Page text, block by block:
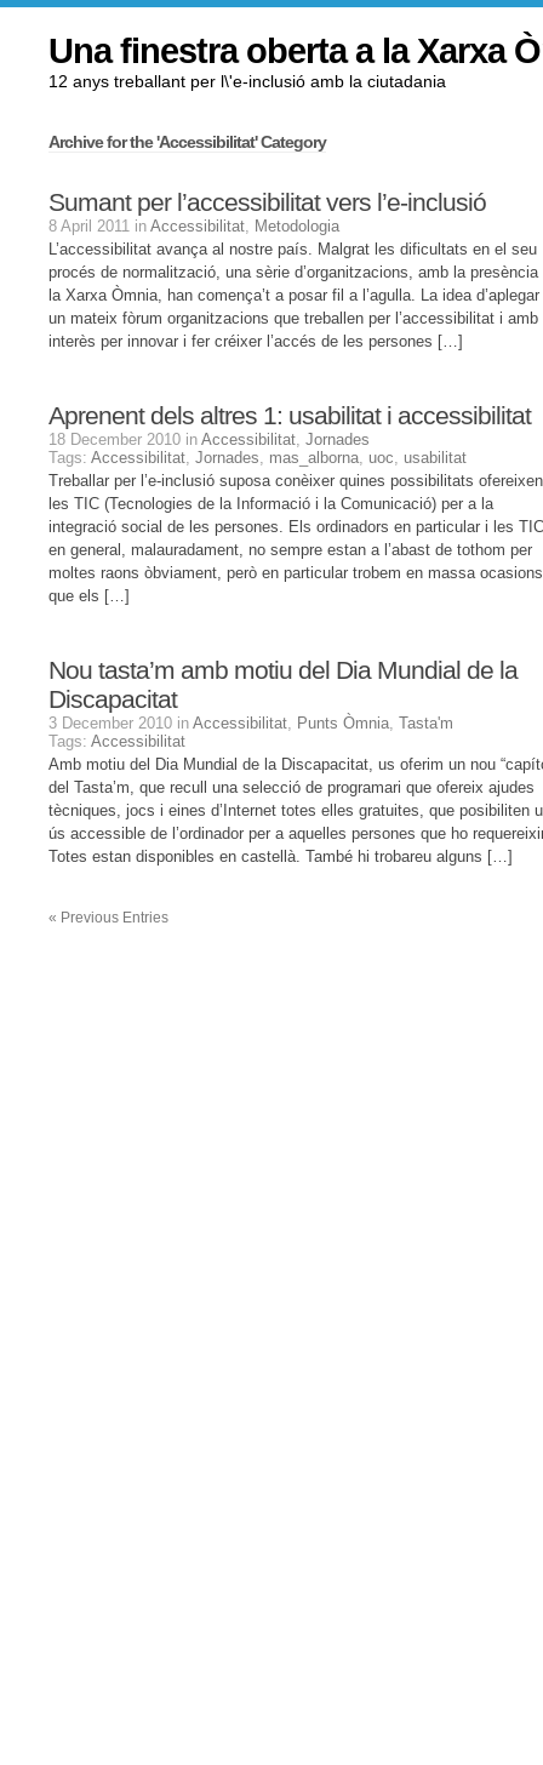
Una finestra oberta a la Xarxa
12 anys treballant per l\'e-inclusió amb la ciutadania
Archive for the 'Accessibilitat' Category
Sumant per l’accessibilitat vers l’e-inclusió
8 April 2011 in Accessibilitat, Metodologia
L’accessibilitat avança al nostre país. Malgrat les dificultats en el seu
procés de normalització, una sèrie d’organitzacions, amb la presència
la Xarxa Òmnia, han comença’t a posar fil a l’agulla. La idea d’aplegar
un mateix fòrum organitzacions que treballen per l’accessibilitat i amb
interès per innovar i fer créixer l’accés de les persones […]
Aprenent dels altres 1: usabilitat i accessibilitat
18 December 2010 in Accessibilitat, Jornades
Tags: Accessibilitat, Jornades, mas_alborna, uoc, usabilitat
Treballar per l’e-inclusió suposa conèixer quines possibilitats ofereixen
les TIC (Tecnologies de la Informació i la Comunicació) per a la
integració social de les persones. Els ordinadors en particular i les TIC
en general, malauradament, no sempre estan a l’abast de tothom per
moltes raons òbviament, però en particular trobem en massa
que els […]
Nou tasta’m amb motiu del Dia Mundial de la
Discapacitat
3 December 2010 in Accessibilitat, Punts Òmnia, Tasta'm
Tags: Accessibilitat
Amb motiu del Dia Mundial de la Discapacitat, us oferim un nou
del Tasta’m, que recull una selecció de programari que ofereix ajudes
tècniques, jocs i eines d’Internet totes elles gratuites, que posibiliten
ús accessible de l’ordinador per a aquelles persones que ho
Totes estan disponibles en castellà. També hi trobareu alguns […]
« Previous Entries